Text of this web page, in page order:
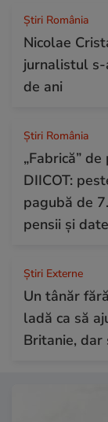
Știri România
Nicolae
jurnalistul
de ani
Știri România
„Fabrică”
DIICOT:
pagubă de
pensii și
Știri Externe
Un tânăr
ladă ca să
Britanie, dar